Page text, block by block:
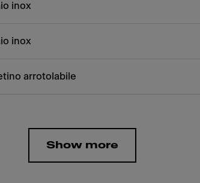
inox
inox
arrotolabile
Show more